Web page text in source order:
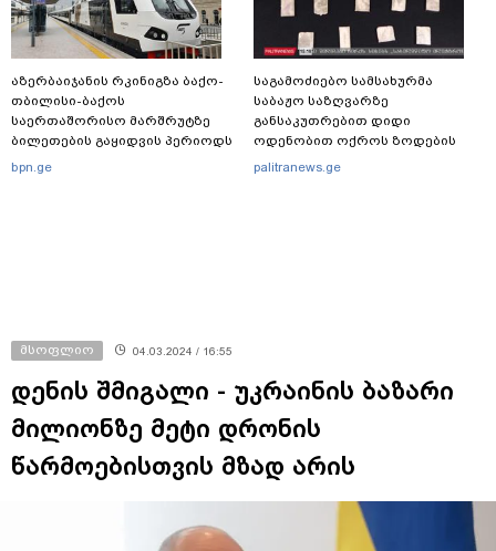
აზერბაიჯანის რკინიგზა ბაქო-
თბილისი-ბაქოს
საერთაშორისო მარშრუტზე
ბილეთების გაყიდვის პერიოდს
ახანგრძლივებს
bpn.ge
საგამოძიებო სამსახურმა
საბაჟო საზღვარზე
განსაკუთრებით დიდი
ოდენობით ოქროს ზოდების
უკანონოდ გადმოტანის ფაქტზე
palitranews.ge
მსოფლიო 04.03.2024 / 16:55
დენის შმიგალი - უკრაინის ბაზარი
მილიონზე მეტი დრონის
წარმოებისთვის მზად არის